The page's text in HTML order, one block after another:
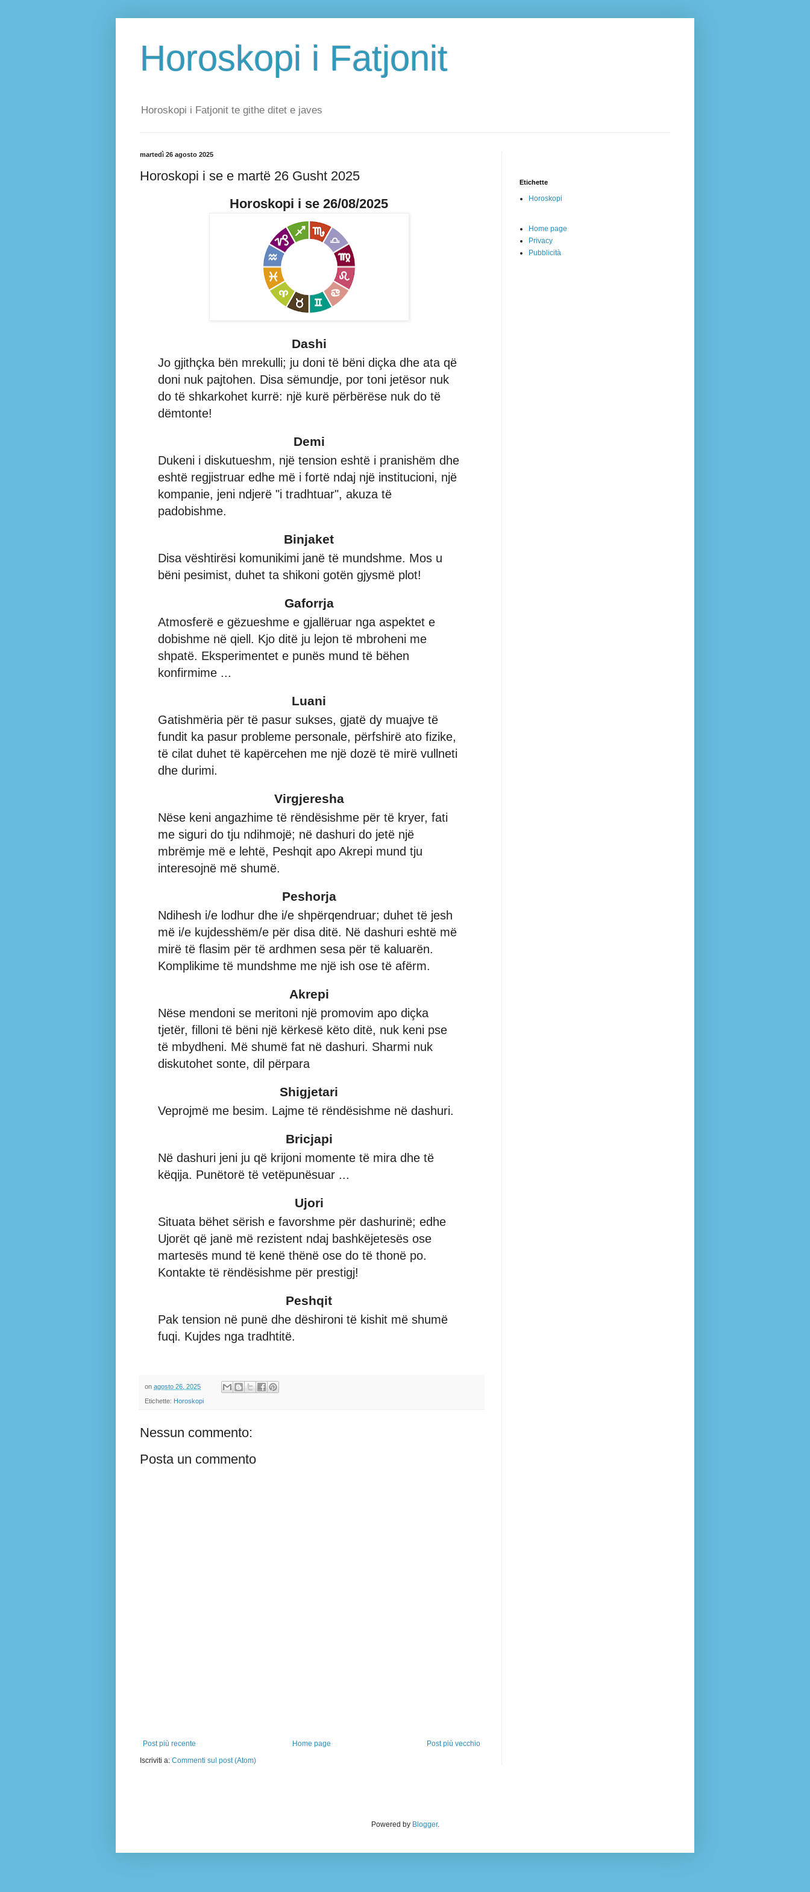
Horoskopi i Fatjonit
Horoskopi i Fatjonit te githe ditet e javes
martedì 26 agosto 2025
Horoskopi i se e martë 26 Gusht 2025
Horoskopi i se 26/08/2025
Dashi
Jo gjithçka bën mrekulli; ju doni të bëni diçka dhe ata që
doni nuk pajtohen. Disa sëmundje, por toni jetësor nuk
do të shkarkohet kurrë: një kurë përbërëse nuk do të
dëmtonte!
Demi
Dukeni i diskutueshm, një tension eshtë i pranishëm dhe
eshtë regjistruar edhe më i fortë ndaj një institucioni, një
kompanie, jeni ndjerë "i tradhtuar", akuza të
padobishme.
Binjaket
Disa vështirësi komunikimi janë të mundshme. Mos u
bëni pesimist, duhet ta shikoni gotën gjysmë plot!
Gaforrja
Atmosferë e gëzueshme e gjallëruar nga aspektet e
dobishme në qiell. Kjo ditë ju lejon të mbroheni me
shpatë. Eksperimentet e punës mund të bëhen
konfirmime ...
Luani
Gatishmëria për të pasur sukses, gjatë dy muajve të
fundit ka pasur probleme personale, përfshirë ato fizike,
të cilat duhet të kapërcehen me një dozë të mirë vullneti
dhe durimi.
Virgjeresha
Nëse keni angazhime të rëndësishme për të kryer, fati
me siguri do tju ndihmojë; në dashuri do jetë një
mbrëmje më e lehtë, Peshqit apo Akrepi mund tju
interesojnë më shumë.
Peshorja
Ndihesh i/e lodhur dhe i/e shpërqendruar; duhet të jesh
më i/e kujdesshëm/e për disa ditë. Në dashuri eshtë më
mirë të flasim për të ardhmen sesa për të kaluarën.
Komplikime të mundshme me një ish ose të afërm.
Akrepi
Nëse mendoni se meritoni një promovim apo diçka
tjetër, filloni të bëni një kërkesë këto ditë, nuk keni pse
të mbydheni. Më shumë fat në dashuri. Sharmi nuk
diskutohet sonte, dil përpara
Shigjetari
Veprojmë me besim. Lajme të rëndësishme në dashuri.
Bricjapi
Në dashuri jeni ju që krijoni momente të mira dhe të
këqija. Punëtorë të vetëpunësuar ...
Ujori
Situata bëhet sërish e favorshme për dashurinë; edhe
Ujorët që janë më rezistent ndaj bashkëjetesës ose
martesës mund të kenë thënë ose do të thonë po.
Kontakte të rëndësishme për prestigj!
Peshqit
Pak tension në punë dhe dëshironi të kishit më shumë
fuqi. Kujdes nga tradhtitë.
on agosto 26, 2025
Etichette: Horoskopi
Nessun commento:
Posta un commento
Post più recente Post più vecchio
Home page
Iscriviti a: Commenti sul post (Atom)
Etichette
Horoskopi
Home page
Privacy
Pubblicità
Powered by Blogger.